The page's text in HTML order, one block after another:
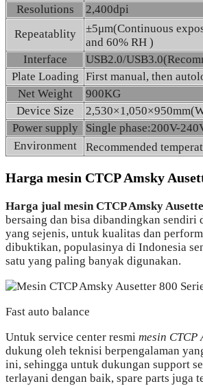
Resolutions
2,400dpi
Repeatablity
±5μm(Continuous
and 60% RH )
Interface
USB2.0/
Plate Loading First manual, then
Net Weight
900KG
Device Size
Power supply
Single phase:200V-
Environment
Recommended
Harga mesin CTCP Amsky
Harga jual mesin CTCP Amsky
bersaing dan bisa dibandingkan sendiri
yang sejenis, untuk kualitas dan
dibuktikan, populasinya di Indonesia
satu yang paling banyak digunakan.
Fast auto balance
Untuk service center resmi mesin CTCP
dukung oleh teknisi berpengalaman
ini, sehingga untuk dukungan support
terlayani dengan baik, spare parts juga